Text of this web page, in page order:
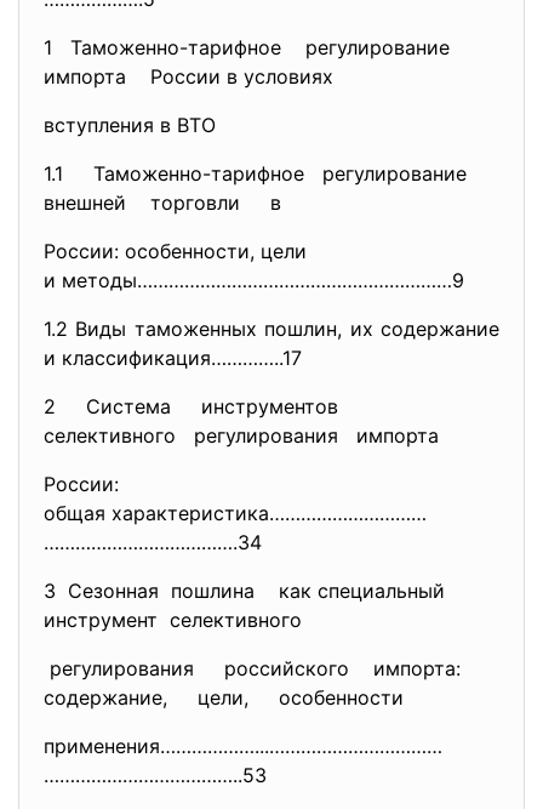
1 Таможенно-тарифное регулирование
импорта России в условиях
вступления в ВТО
1.1 Таможенно-тарифное регулирование
внешней торговли в
России: особенности, цели
и методы……………………………………………………9
1.2 Виды таможенных пошлин, их содержание
и классификация…………..17
2 Система инструментов
селективного регулирования импорта
России:
общая характеристика…………………………
……………………………….34
3 Сезонная пошлина как специальный
инструмент селективного
регулирования российского импорта:
содержание, цели, особенности
применения………………...……………………………
………………………………..53